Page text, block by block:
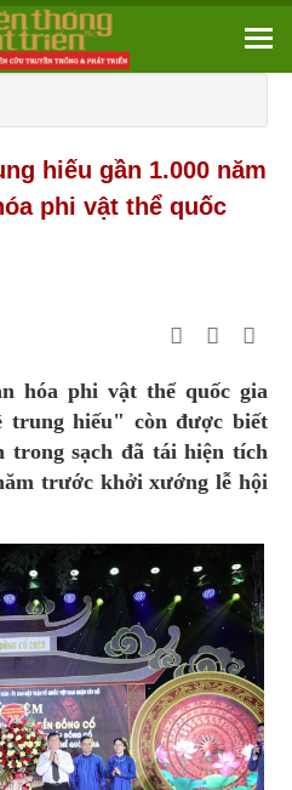
hiếu gần 1.000 năm
phi vật thể quốc
hóa phi vật thể quốc gia
trung hiếu" còn được biết
trong sạch đã tái hiện tích
trước khởi xướng lễ hội